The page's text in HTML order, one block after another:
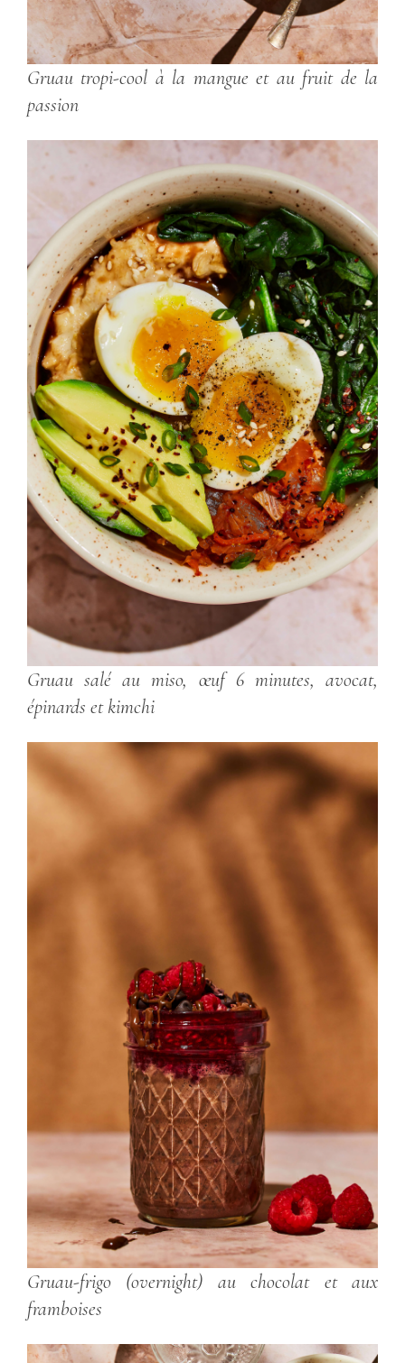
Gruau tropi-cool à la mangue et au fruit de la
passion
Gruau salé au miso, œuf 6 minutes, avocat,
épinards et kimchi
Gruau-frigo (overnight) au chocolat et aux
framboises